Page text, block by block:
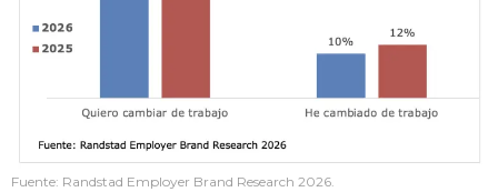
Fuente: Randstad Employer Brand Research 2026.